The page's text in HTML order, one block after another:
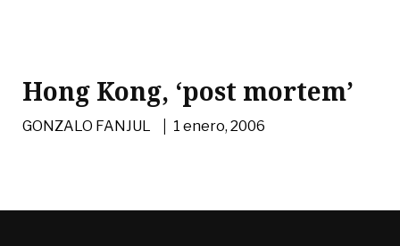
Hong Kong, ‘post mortem’
GONZALO FANJUL | 1 enero, 2006